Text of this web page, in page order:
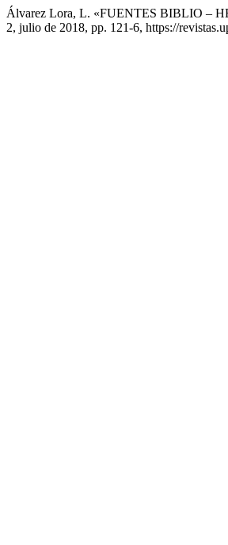
Álvarez Lora, L. «FUENTES BIBLIO –
2, julio de 2018, pp. 121-6, https://